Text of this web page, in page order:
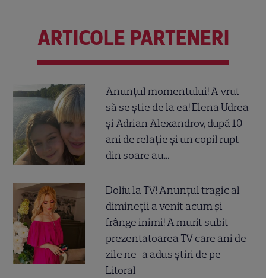
ARTICOLE PARTENERI
Anunțul momentului! A vrut
să se știe de la ea! Elena Udrea
și Adrian Alexandrov, după 10
ani de relație și un copil rupt
din soare au...
Doliu la TV! Anunțul tragic al
dimineții a venit acum și
frânge inimi! A murit subit
prezentatoarea TV care ani de
zile ne-a adus știri de pe
Litoral